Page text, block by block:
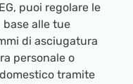
puoi regolare le
alle tue
di asciugatura
personale o
tramite